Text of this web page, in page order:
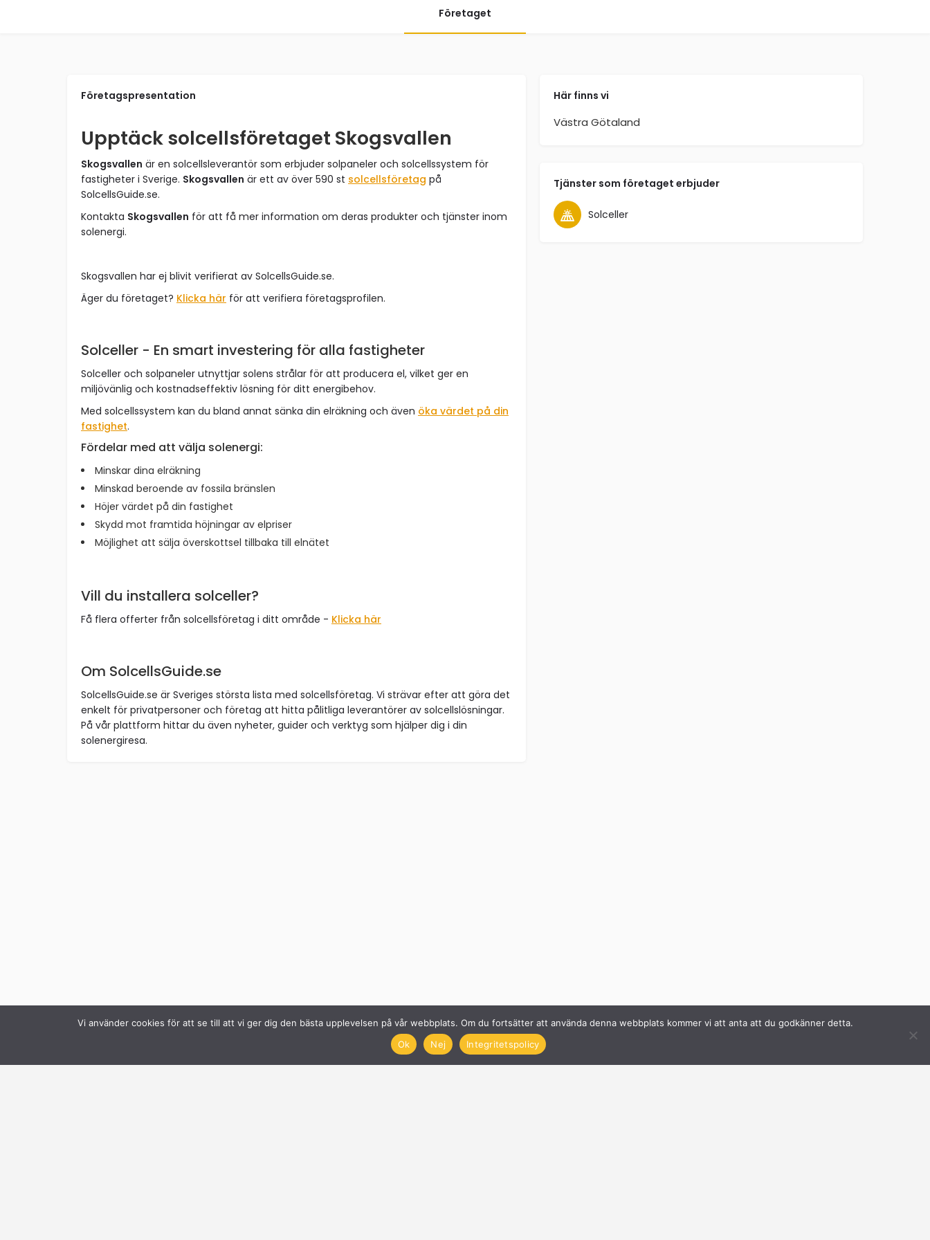
Företaget
Företagspresentation
Upptäck solcellsföretaget Skogsvallen
Skogsvallen är en solcellsleverantör som erbjuder solpaneler och solcellssystem för
fastigheter i Sverige. Skogsvallen är ett av över 590 st solcellsföretag på
SolcellsGuide.se.
Kontakta Skogsvallen för att få mer information om deras produkter och tjänster inom
solenergi.
Skogsvallen har ej blivit verifierat av SolcellsGuide.se.
Äger du företaget? Klicka här för att verifiera företagsprofilen.
Solceller - En smart investering för alla fastigheter
Solceller och solpaneler utnyttjar solens strålar för att producera el, vilket ger en
miljövänlig och kostnadseffektiv lösning för ditt energibehov.
Med solcellssystem kan du bland annat sänka din elräkning och även öka värdet på din
fastighet.
Fördelar med att välja solenergi:
Minskar dina elräkning
Minskad beroende av fossila bränslen
Höjer värdet på din fastighet
Skydd mot framtida höjningar av elpriser
Möjlighet att sälja överskottsel tillbaka till elnätet
Vill du installera solceller?
Få flera offerter från solcellsföretag i ditt område - Klicka här
Om SolcellsGuide.se
SolcellsGuide.se är Sveriges största lista med solcellsföretag. Vi strävar efter att göra det
enkelt för privatpersoner och företag att hitta pålitliga leverantörer av solcellslösningar.
På vår plattform hittar du även nyheter, guider och verktyg som hjälper dig i din
solenergiresa.
Här finns vi
Västra Götaland
Tjänster som företaget erbjuder
Solceller
Vi använder cookies för att se till att vi ger dig den bästa upplevelsen på vår webbplats. Om du fortsätter att använda denna webbplats kommer vi att anta att du godkänner detta.
Ok
Nej Integritetspolicy